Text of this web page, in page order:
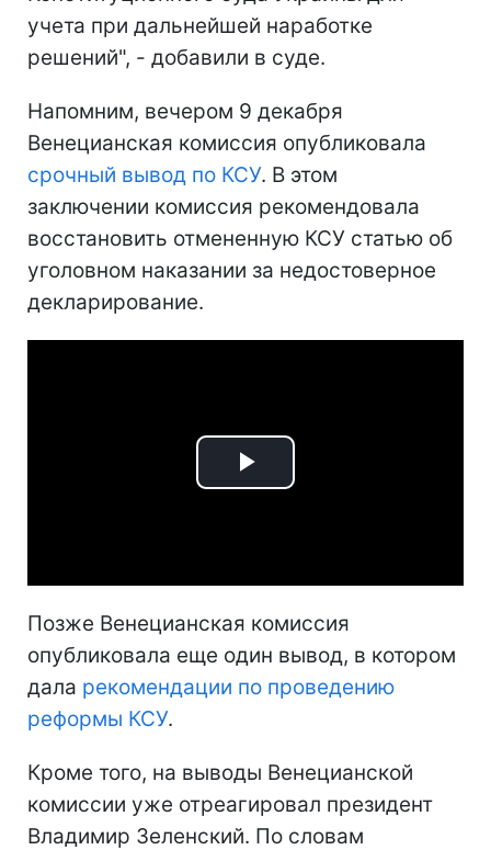
учета при дальнейшей наработке
решений", - добавили в суде.
Напомним, вечером 9 декабря
Венецианская комиссия опубликовала
срочный вывод по КСУ. В этом
заключении комиссия рекомендовала
восстановить отмененную КСУ статью об
уголовном наказании за недостоверное
декларирование.
Play
Позже Венецианская комиссия
опубликовала еще один вывод, в котором
дала рекомендации по проведению
реформы КСУ.
Кроме того, на выводы Венецианской
комиссии уже отреагировал президент
Владимир Зеленский. По словам